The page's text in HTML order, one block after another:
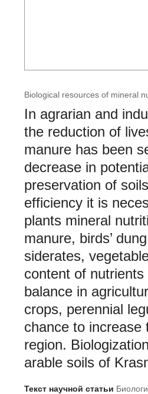
Biological resources of mineral
In agrarian and
the reduction of
manure has been
decrease in
preservation of
efficiency it is
plants mineral
manure, birds’
siderates,
content of
balance in
crops, perennial
chance to increase
region.
arable soils of
Текст научной статьи